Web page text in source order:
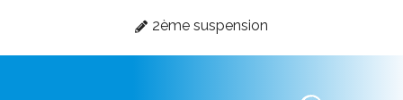
2ème suspension